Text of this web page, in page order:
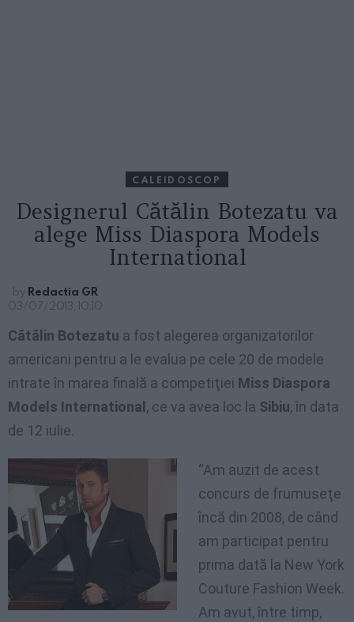
CALEIDOSCOP
Designerul Cătălin Botezatu va
alege Miss Diaspora Models
International
by Redactia GR
03/07/2013, 10:10
Cătălin Botezatu a fost alegerea organizatorilor
americani pentru a le evalua pe cele 20 de modele
intrate în marea finală a competiţiei Miss Diaspora
Models International , ce va avea loc la Sibiu, în data
de 12 iulie.
“Am auzit de acest
concurs de frumuseţe
încă din 2008, de când
am participat pentru
prima dată la New York
Couture Fashion Week.
Am avut, între timp,